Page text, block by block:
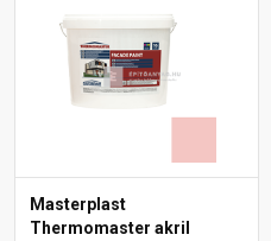
Masterplast
Thermomaster akril